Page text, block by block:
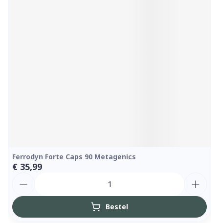
Ferrodyn Forte Caps 90 Metagenics
€ 35,99
Bestel